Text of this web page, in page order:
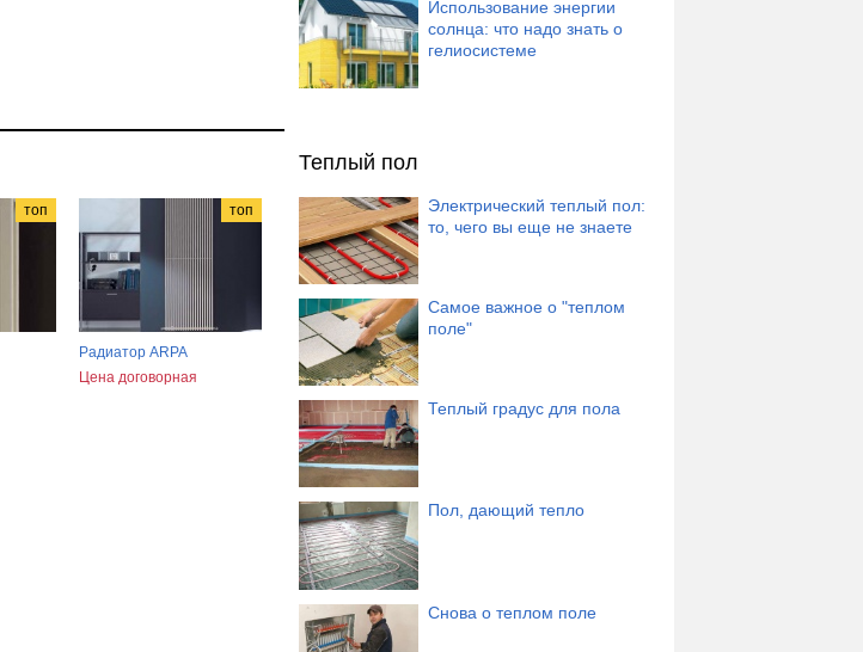
топ топ
Радиатор ARPA
Цена договорная
Использование энергии
солнца: что надо знать о
гелиосистеме
Теплый пол
Электрический теплый пол:
то, чего вы еще не знаете
Самое важное о "теплом
поле"
Теплый градус для пола
Пол, дающий тепло
Снова о теплом поле